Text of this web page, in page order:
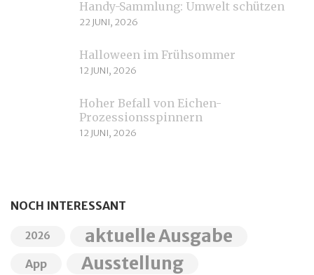
Handy-Sammlung: Umwelt schützen
22 JUNI, 2026
Halloween im Frühsommer
12 JUNI, 2026
Hoher Befall von Eichen-
Prozessionsspinnern
12 JUNI, 2026
NOCH INTERESSANT
2026 aktuelle Ausgabe
App Ausstellung